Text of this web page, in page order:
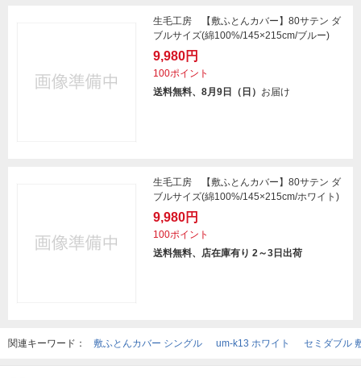
生毛工房 【敷ふとんカバー】80サテン ダ
ブルサイズ(綿100%/145×215cm/ブルー)
9,980円
100ポイント
送料無料、8月9日（日） お届け
生毛工房 【敷ふとんカバー】80サテン ダ
ブルサイズ(綿100%/145×215cm/ホワイト)
9,980円
100ポイント
送料無料、店在庫有り 2～3日出荷
関連キーワード： 敷ふとんカバー シングル um-k13 ホワイト セミダブル